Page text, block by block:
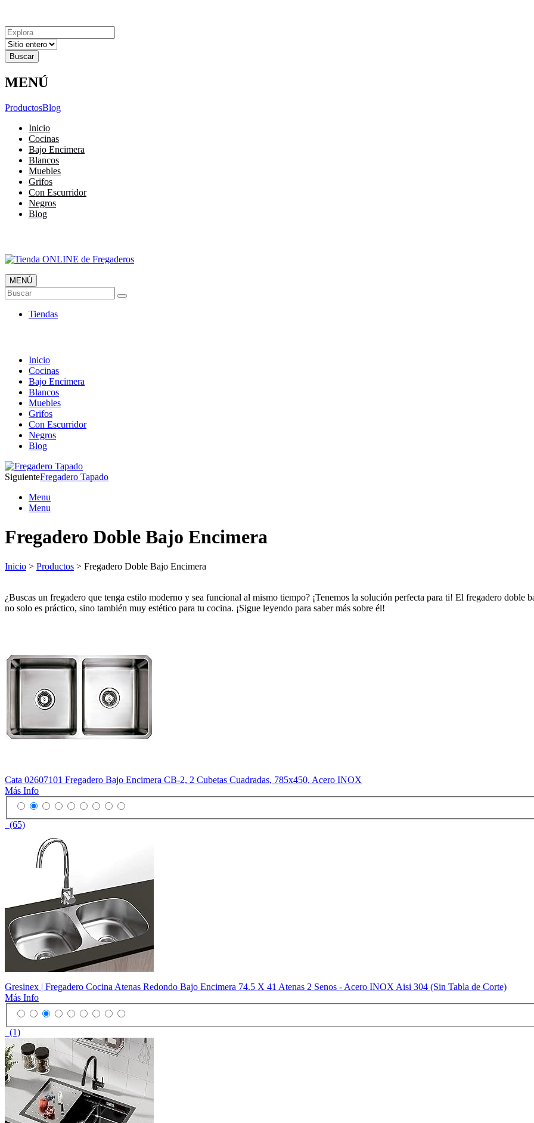
Resultados
para
MENÚ
ProductosBlog
Inicio
Cocinas
Bajo Encimera
Blancos
Muebles
Grifos
Con Escurridor
Negros
Blog
Tienda ONLINE de Fregaderos
TOP en Ventas
MENÚ
Buscar
Tiendas
Inicio
Cocinas
Bajo Encimera
Blancos
Muebles
Grifos
Con Escurridor
Negros
Blog
SiguienteFregadero Tapado
Menu
Menu
Fregadero Doble Bajo Encimera
Inicio > Productos > Fregadero Doble Bajo Encimera
¿Buscas un fregadero que tenga estilo moderno y sea funcional al mismo tiempo? ¡Tenemos la solución perfecta para ti! El fregadero doble
no solo es práctico, sino también muy estético para tu cocina. ¡Sigue leyendo para saber más sobre él!
Cata 02607101 Fregadero Bajo Encimera CB-2, 2 Cubetas Cuadradas, 785x450, Acero INOX
Más Info
(65)
Gresinex | Fregadero Cocina Atenas Redondo Bajo Encimera 74.5 X 41 Atenas 2 Senos - Acero INOX Aisi 304 (Sin Tabla de Corte)
Más Info
(1)